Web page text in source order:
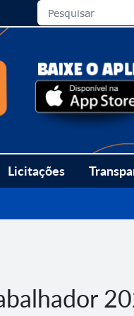
Licitações